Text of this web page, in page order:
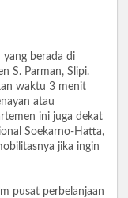
yang berada di
S. Parman, Slipi.
waktu 3 menit
atau
ini juga dekat
Soekarno-Hatta,
jika ingin
pusat perbelanjaan